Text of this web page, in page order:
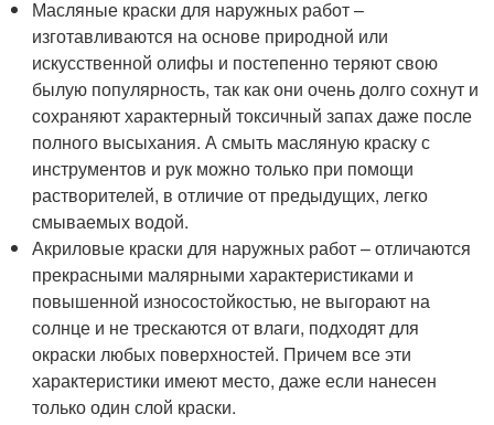
Масляные краски для наружных работ –
изготавливаются на основе природной или
искусственной олифы и постепенно теряют свою
былую популярность, так как они очень долго сохнут и
сохраняют характерный токсичный запах даже после
полного высыхания. А смыть масляную краску с
инструментов и рук можно только при помощи
растворителей, в отличие от предыдущих, легко
смываемых водой.
Акриловые краски для наружных работ – отличаются
прекрасными малярными характеристиками и
повышенной износостойкостью, не выгорают на
солнце и не трескаются от влаги, подходят для
окраски любых поверхностей. Причем все эти
характеристики имеют место, даже если нанесен
только один слой краски.